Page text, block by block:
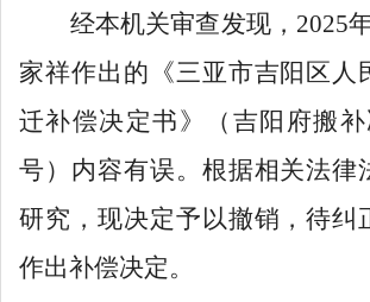
经本机关审查发现， 2025
家祥作出的《三亚市吉阳区人
迁补偿决定书》（吉阳府搬补
号）内容有误。根据相关法律
研究，现决定予以撤销，待纠
作出补偿决定。